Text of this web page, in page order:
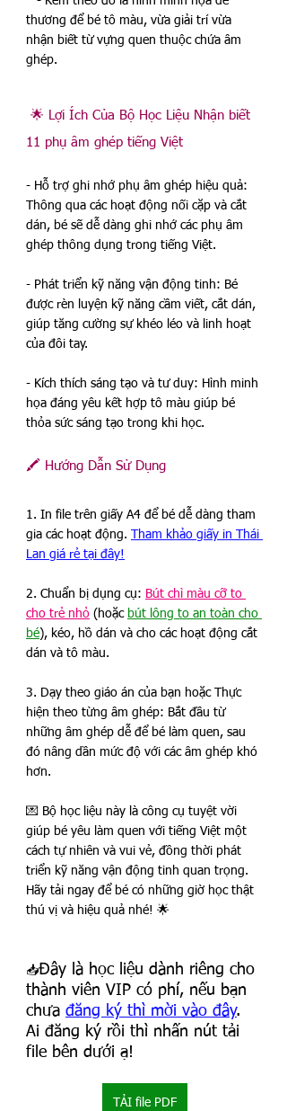
thương để bé tô màu, vừa giải trí vừa
nhận biết từ vựng quen thuộc chứa âm
ghép.
11 phụ âm ghép tiếng Việt
- Hỗ trợ ghi nhớ phụ âm ghép hiệu quả:
Thông qua các hoạt động nối cặp và cắt
dán, bé sẽ dễ dàng ghi nhớ các phụ âm
ghép thông dụng trong tiếng Việt.
- Phát triển kỹ năng vận động tinh: Bé
được rèn luyện kỹ năng cầm viết, cắt dán,
giúp tăng cường sự khéo léo và linh hoạt
của đôi tay.
- Kích thích sáng tạo và tư duy: Hình minh
họa đáng yêu kết hợp tô màu giúp bé
thỏa sức sáng tạo trong khi học.
🖍️ Hướng Dẫn Sử Dụng
1. In file trên giấy A4 để bé dễ dàng tham
gia các hoạt động.
Tham khảo giấy in Thái
Lan giá rẻ tại đây!
2. Chuẩn bị dụng cụ: Bút chì màu cỡ to
cho trẻ nhỏ (hoặc bút lông to an toàn cho
bé), kéo, hồ dán và cho các hoạt động cắt
dán và tô màu.
3. Dạy theo giáo án của bạn hoặc Thực
hiện theo từng âm ghép: Bắt đầu từ
những âm ghép dễ để bé làm quen, sau
đó nâng dần mức độ với các âm ghép khó
hơn.
💌 Bộ học liệu này là công cụ tuyệt vời
giúp bé yêu làm quen với tiếng Việt một
cách tự nhiên và vui vẻ, đồng thời phát
triển kỹ năng vận động tinh quan trọng.
Hãy tải ngay để bé có những giờ học thật
thú vị và hiệu quả nhé! 🌟
📥Đây là học liệu dành riêng cho
thành viên VIP có phí, nếu bạn
chưa đăng ký thì mời vào đây.
Ai đăng ký rồi thì nhấn nút tải
file bên dưới ạ!
TẢI file PDF